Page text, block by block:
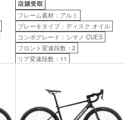
フレーム素材：アルミ
ブレーキタイプ：ディスク オイル
コンポグレード：シマノ CUES
フロント変速段数：2
リア変速段数：11